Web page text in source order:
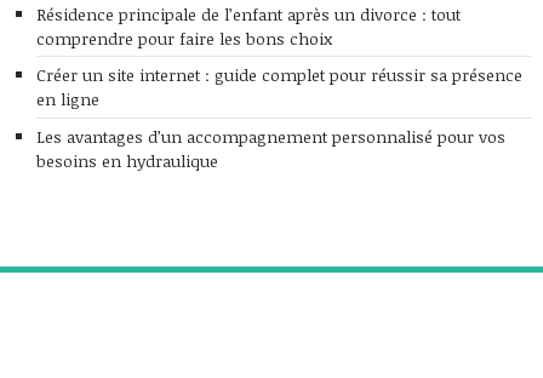
Résidence principale de l’enfant après un divorce : tout
comprendre pour faire les bons choix
Créer un site internet : guide complet pour réussir sa présence
en ligne
Les avantages d’un accompagnement personnalisé pour vos
besoins en hydraulique